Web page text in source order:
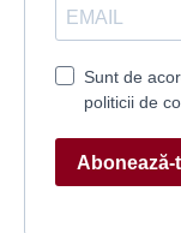
Sunt de
politicii de
Abonează-